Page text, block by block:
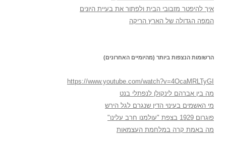
איך להיפטר מזבובי הבית ולפתור את בעיית היונים
המפה הגדולה של הארץ הריקה
הרשומות הנצפות ביותר (מהיומיים האחרונים)
https://www.youtube.com/watch?v=4OcaMRLTyGI
מה בין אברהם לינקולן לנפתלי בנט
מי האשמים בעינוי הדין שנגרם לגל הירש
פוגרום 1929 בצפת "עולמנו חרב עלינו"
מה באמת קרה במלחמת העצמאות